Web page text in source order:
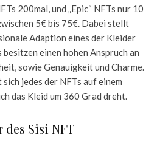
200mal, und „Epic“ NFTs nur 10
5€ bis 75€. Dabei stellt
Adaption eines der Kleider
besitzen einen hohen Anspruch an
sowie Genauigkeit und Charme.
jedes der NFTs auf einem
das Kleid um 360 Grad dreht.
Sisi NFT